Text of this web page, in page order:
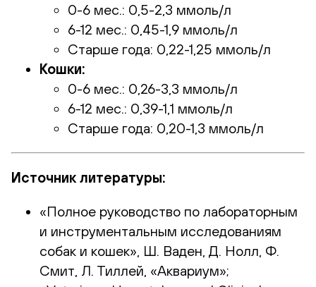
0-6 мес.: 0,5-2,3 ммоль/л
6-12 мес.: 0,45-1,9 ммоль/л
Старше года: 0,22-1,25 ммоль/л
Кошки:
0-6 мес.: 0,26-3,3 ммоль/л
6-12 мес.: 0,39-1,1 ммоль/л
Старше года: 0,20-1,3 ммоль/л
Источник литературы:
«Полное руководство по лабораторным
и инструментальным исследованиям
собак и кошек», Ш. Ваден, Д. Нолл, Ф.
Смит, Л. Тиллей, «Аквариум»;